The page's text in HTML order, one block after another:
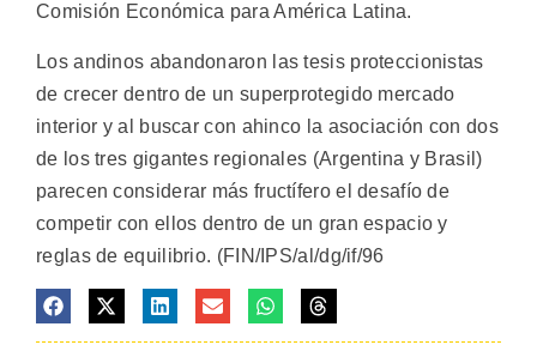
Comisión Económica para América Latina.
Los andinos abandonaron las tesis proteccionistas
de crecer dentro de un superprotegido mercado
interior y al buscar con ahinco la asociación con dos
de los tres gigantes regionales (Argentina y Brasil)
parecen considerar más fructífero el desafío de
competir con ellos dentro de un gran espacio y
reglas de equilibrio. (FIN/IPS/al/dg/if/96